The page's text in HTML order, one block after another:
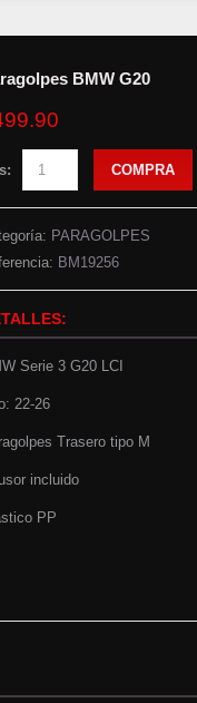
BMW G20
COMPRA
PARAGOLPES
BM19256
Serie 3 G20 LCI
22-26
Trasero tipo M
incluido
PP